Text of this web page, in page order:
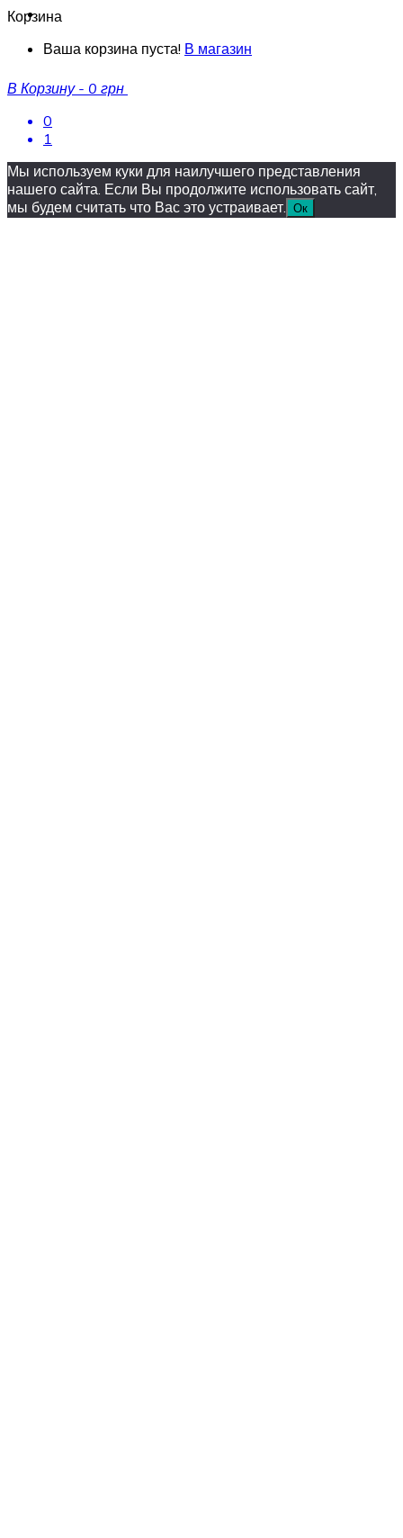
Корзина
Ваша корзина пуста! В магазин
В Корзину - 0 грн
0
1
Мы используем куки для наилучшего представления
нашего сайта. Если Вы продолжите использовать сайт,
мы будем считать что Вас это устраивает.
Ок